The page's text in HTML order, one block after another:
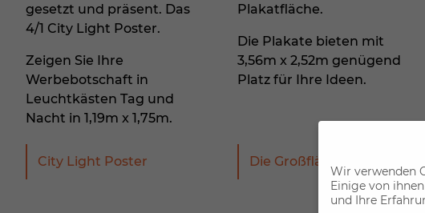
gesetzt und präsent. Das
4/1 City Light Poster.
Zeigen Sie Ihre
Werbebotschaft in
Leuchtkästen Tag und
Nacht in 1,19m x 1,75m.
City Light Poster
Plakatfläche.
Die Plakate bieten mit
3,56m x 2,52m genügend
Platz für Ihre Ideen.
Die Großflächen
Wir verwenden
Einige von
und Ihre